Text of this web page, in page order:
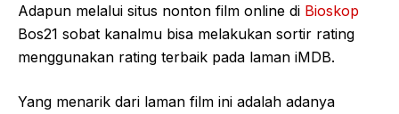
Adapun melalui situs nonton film online di Bioskop
Bos21 sobat kanalmu bisa melakukan sortir rating
menggunakan rating terbaik pada laman iMDB.
Yang menarik dari laman film ini adalah adanya